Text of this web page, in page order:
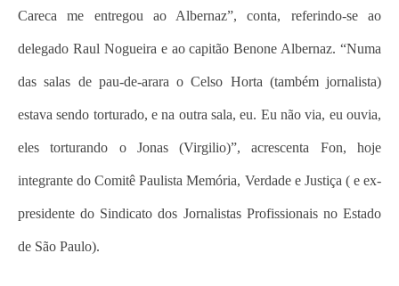
Careca me entregou ao Albernaz”, conta, referindo-se ao
delegado Raul Nogueira e ao capitão Benone Albernaz. “Numa
das salas de pau-de-arara o Celso Horta (também jornalista)
estava sendo torturado, e na outra sala, eu. Eu não via, eu ouvia,
eles torturando o Jonas (Virgilio)”, acrescenta Fon, hoje
integrante do Comitê Paulista Memória, Verdade e Justiça ( e ex-
presidente do Sindicato dos Jornalistas Profissionais no Estado
de São Paulo).